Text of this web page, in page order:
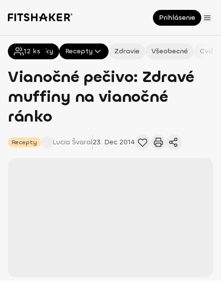
Prihlásenie
Všetky Recepty Zdravie Všeobecné
Vianočné pečivo: Zdravé
muffiny na vianočné
ránko
Recepty Lucia Švaral23. Dec 2014
12 ks